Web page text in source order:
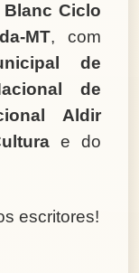
Ciclo
MT, com
de
de
Aldir
e do
escritores!